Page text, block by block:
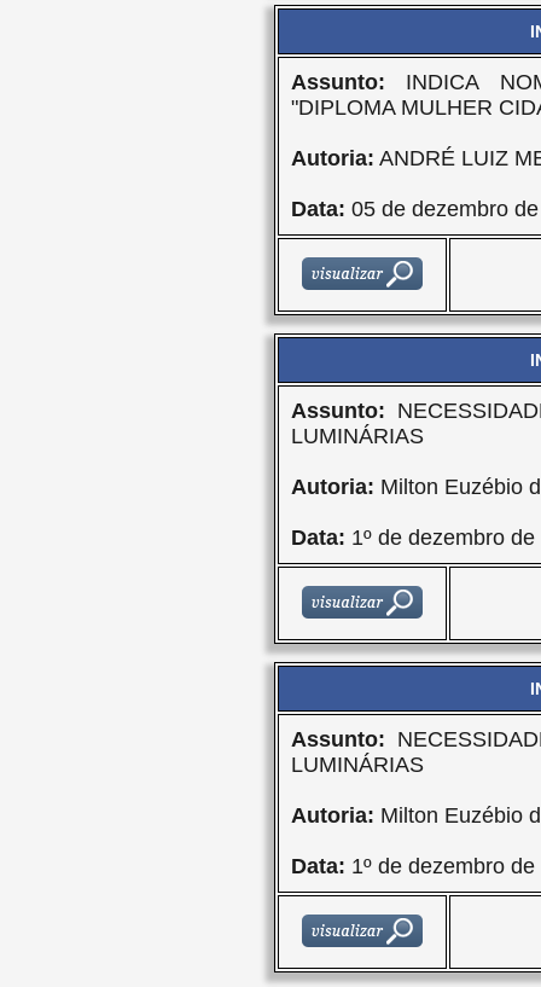
Assunto: INDICA
"DIPLOMA MULHER
Autoria: ANDRÉ LUIZ
Data: 05 de dezembro
Assunto:
LUMINÁRIAS
Autoria: Milton Euzébio
Data: 1º de dezembro de
Assunto:
LUMINÁRIAS
Autoria: Milton Euzébio
Data: 1º de dezembro de